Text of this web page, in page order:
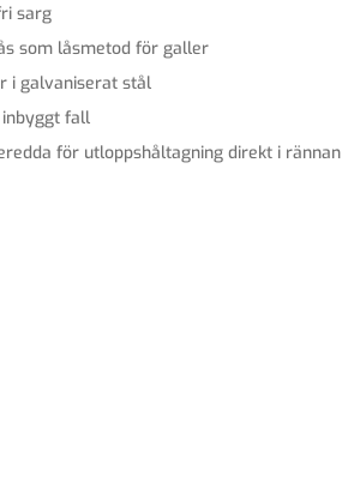
sarg
som låsmetod för galler
i galvaniserat stål
fall
för utloppshåltagning direkt i rännan